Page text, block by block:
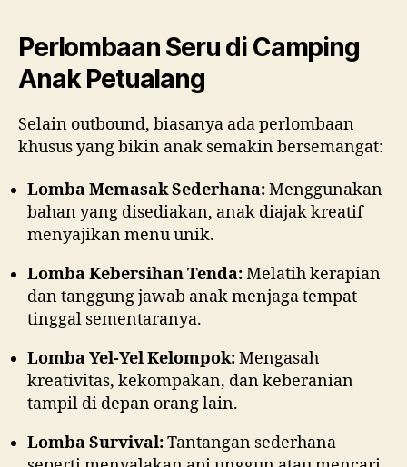
Perlombaan Seru di Camping
Anak Petualang
Selain outbound, biasanya ada perlombaan
khusus yang bikin anak semakin bersemangat:
Lomba Memasak Sederhana:Menggunakan
bahan yang disediakan, anak diajak kreatif
menyajikan menu unik.
Lomba Kebersihan Tenda:Melatih kerapian
dan tanggung jawab anak menjaga tempat
tinggal sementaranya.
Lomba Yel-Yel Kelompok:Mengasah
kreativitas, kekompakan, dan keberanian
tampil di depan orang lain.
Lomba Survival:Tantangan sederhana